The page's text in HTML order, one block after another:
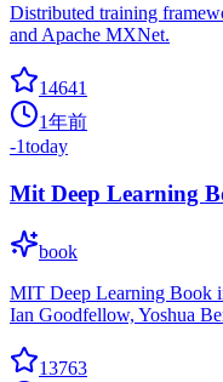
Distributed training
and Apache MXNet.
14641
1年前
-1today
Mit Deep Learning
book
MIT Deep Learning Book
Ian Goodfellow, Yoshua
13763